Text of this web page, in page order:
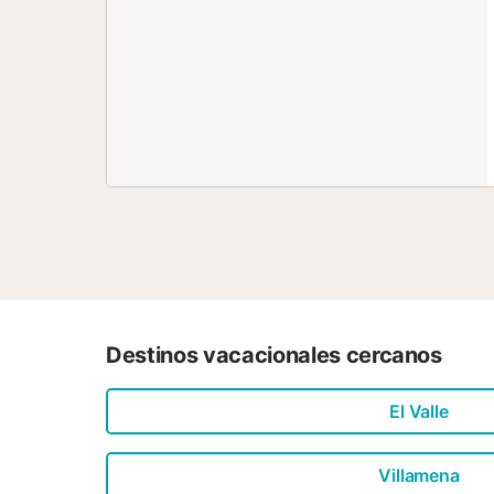
Destinos vacacionales cercanos
El Valle
Villamena